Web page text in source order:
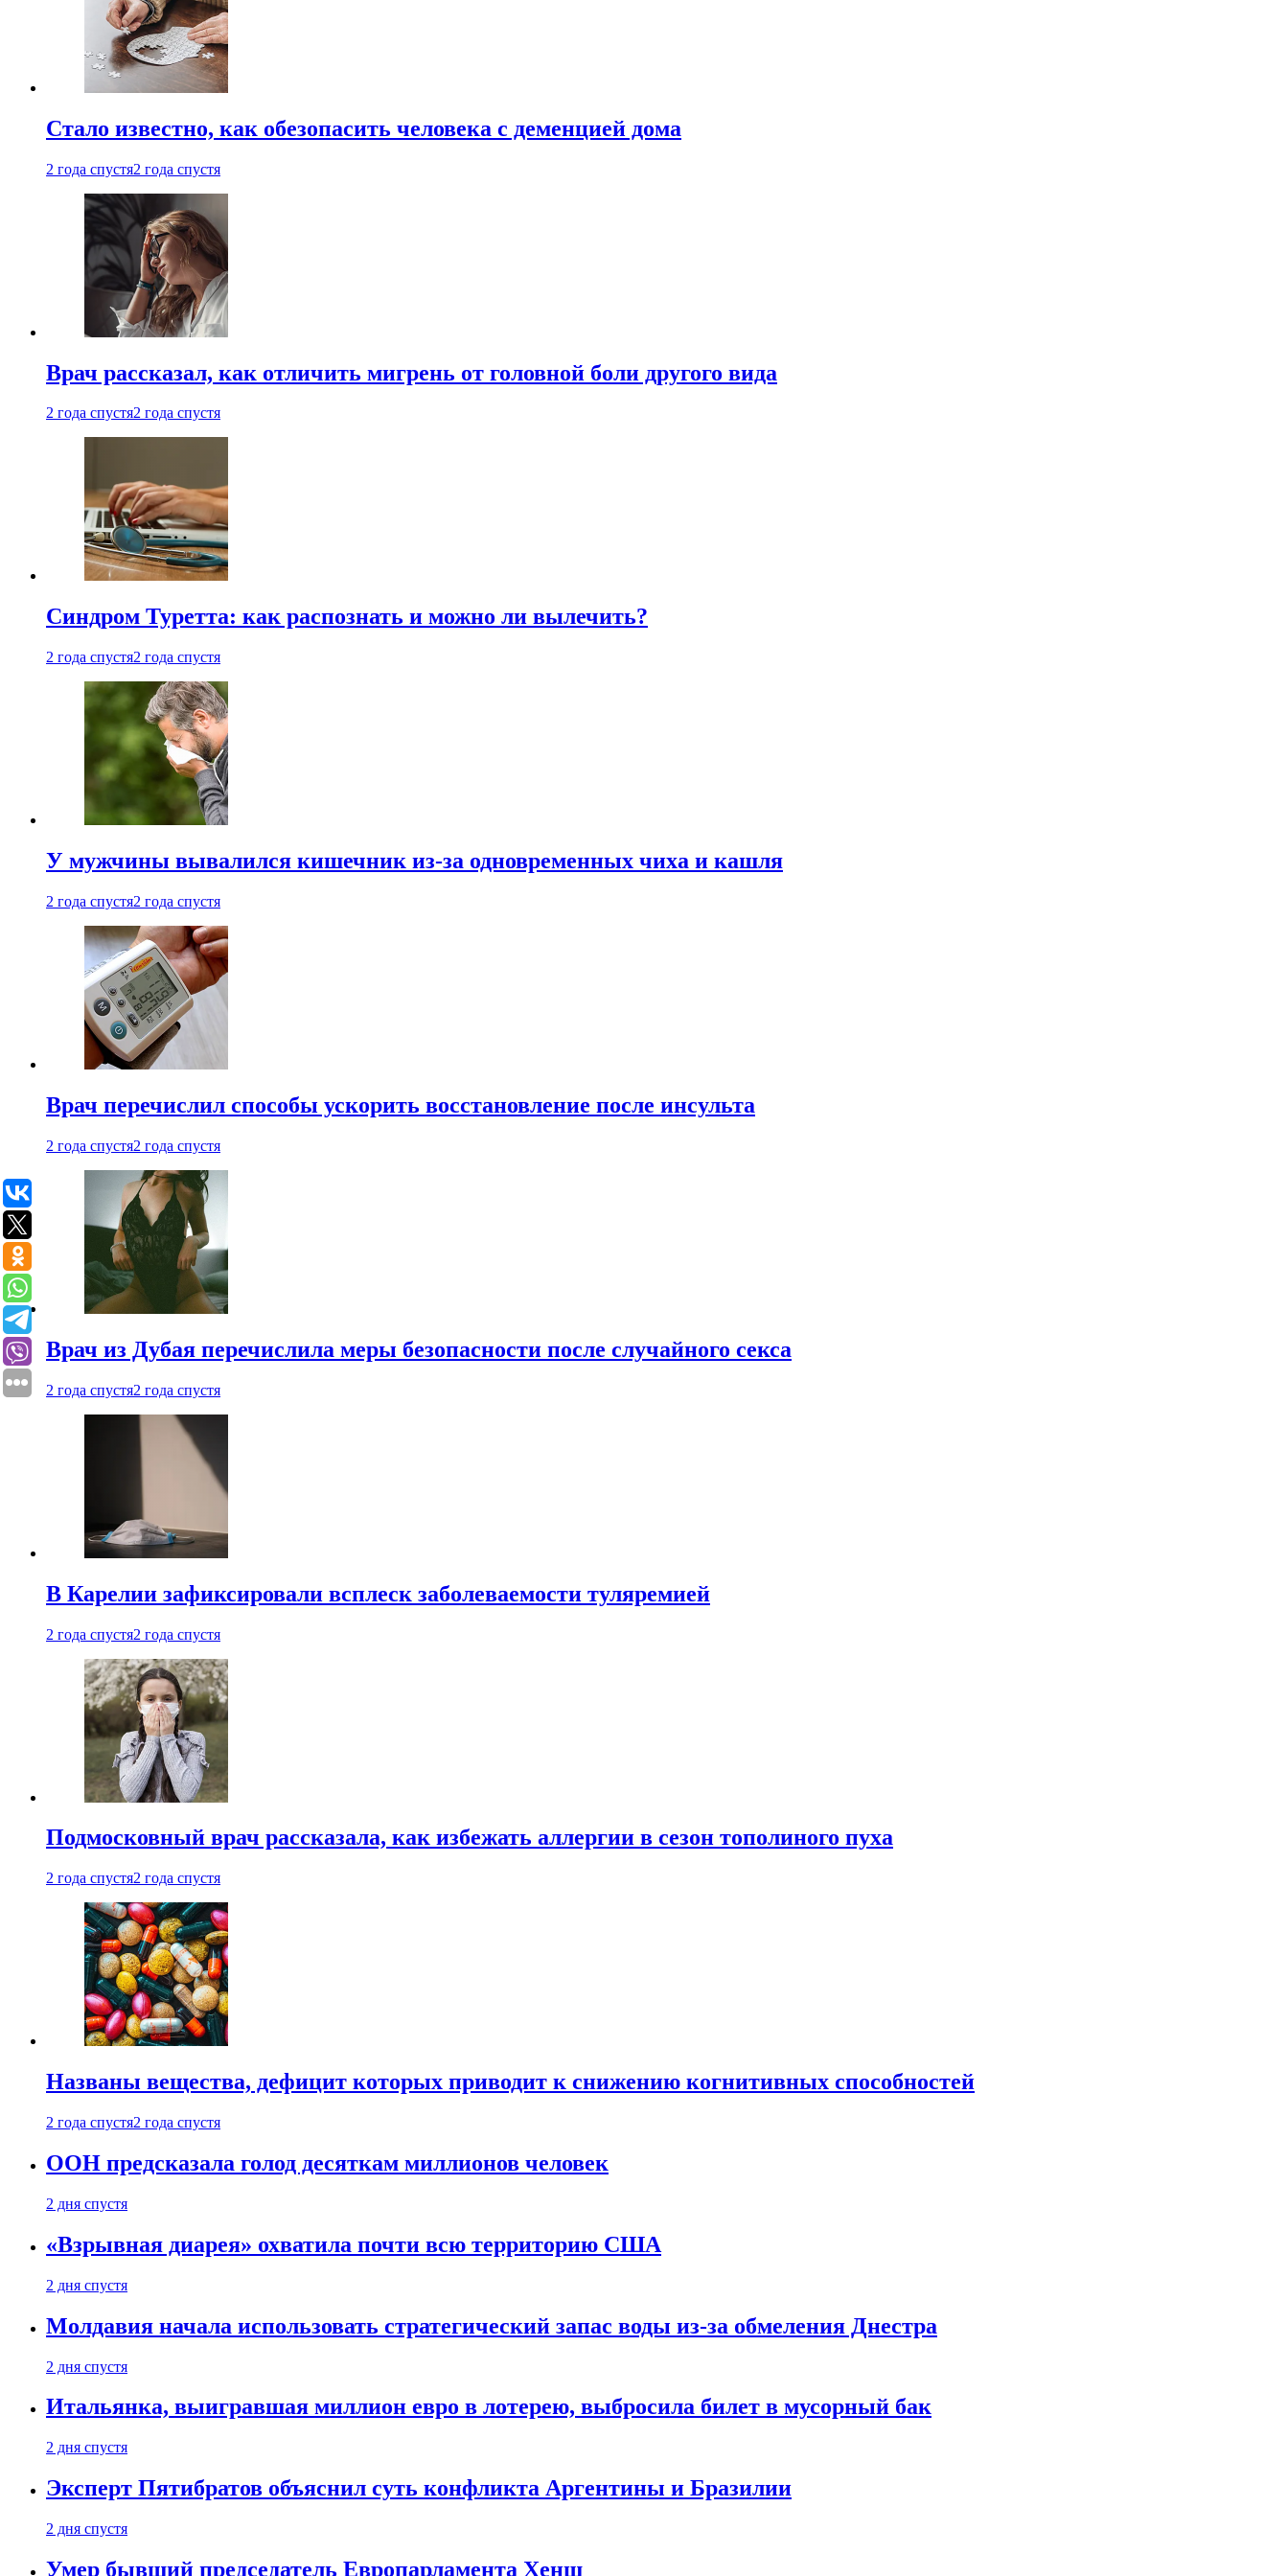
Стало известно, как обезопасить человека с деменцией дома
2 года спустя2 года спустя
Врач рассказал, как отличить мигрень от головной боли другого вида
2 года спустя2 года спустя
Синдром Туретта: как распознать и можно ли вылечить?
2 года спустя2 года спустя
У мужчины вывалился кишечник из-за одновременных чиха и кашля
2 года спустя2 года спустя
Врач перечислил способы ускорить восстановление после инсульта
2 года спустя2 года спустя
Врач из Дубая перечислила меры безопасности после случайного секса
2 года спустя2 года спустя
В Карелии зафиксировали всплеск заболеваемости туляремией
2 года спустя2 года спустя
Подмосковный врач рассказала, как избежать аллергии в сезон тополиного пуха
2 года спустя2 года спустя
Названы вещества, дефицит которых приводит к снижению когнитивных способностей
2 года спустя2 года спустя
ООН предсказала голод десяткам миллионов человек
2 дня спустя
«Взрывная диарея» охватила почти всю территорию США
2 дня спустя
Молдавия начала использовать стратегический запас воды из-за обмеления Днестра
2 дня спустя
Итальянка, выигравшая миллион евро в лотерею, выбросила билет в мусорный бак
2 дня спустя
Эксперт Пятибратов объяснил суть конфликта Аргентины и Бразилии
2 дня спустя
Умер бывший председатель Европарламента Хенш